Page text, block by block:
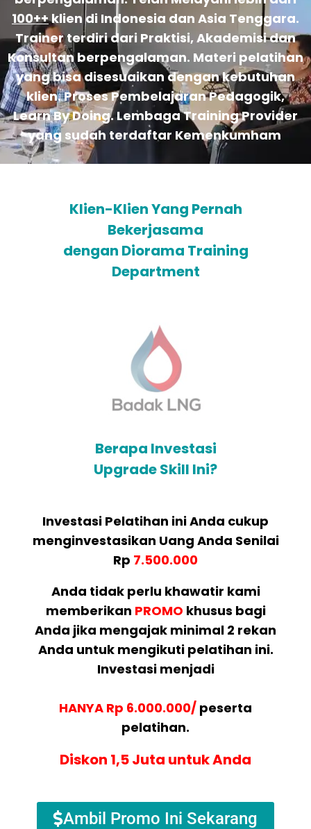
100++klien di Indonesia dan Asia Tenggara.
Trainer terdiri dari Praktisi, Akademisi dan
Konsultan berpengalaman. Materi pelatihan
yang bisa disesuaikan dengan kebutuhan
klien. Proses Pembelajaran Pedagogik,
Learn By Doing. Lembaga Training Provider
yang sudah terdaftar Kemenkumham
Klien-Klien Yang Pernah
Bekerjasama
dengan Diorama Training
Department
Berapa Investasi
Upgrade Skill Ini?
Investasi Pelatihan ini Anda cukup
menginvestasikan Uang Anda Senilai
Rp 7.500.000
Anda tidak perlu khawatir kami
memberikan PROMO khusus bagi
Anda jika mengajak minimal 2 rekan
Anda untuk mengikuti pelatihan ini.
Investasi menjadi
HANYA Rp 6.000.000/ peserta
pelatihan.
Diskon 1,5 Juta untuk Anda
Ambil Promo Ini Sekarang